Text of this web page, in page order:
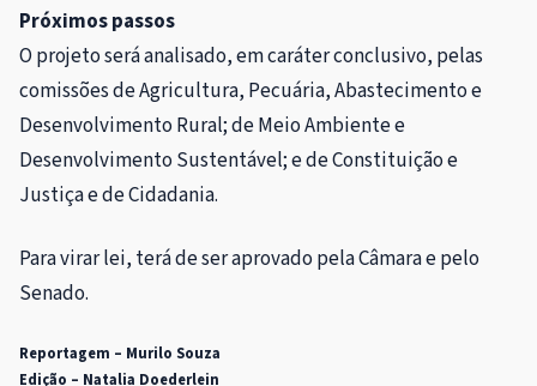
Próximos passos
O projeto será analisado, emcaráter conclusivo, pelas
comissões de Agricultura, Pecuária, Abastecimento e
Desenvolvimento Rural; de Meio Ambiente e
Desenvolvimento Sustentável; e de Constituição e
Justiça e de Cidadania.
Para virar lei, terá de ser aprovado pela Câmara e pelo
Senado.
Reportagem – Murilo Souza
Edição – Natalia Doederlein